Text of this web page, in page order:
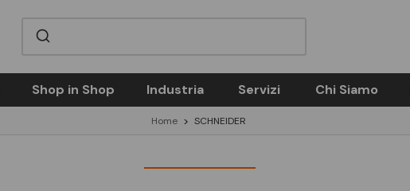
Shop in Shop Industria Servizi Chi Siamo
Home SCHNEIDER